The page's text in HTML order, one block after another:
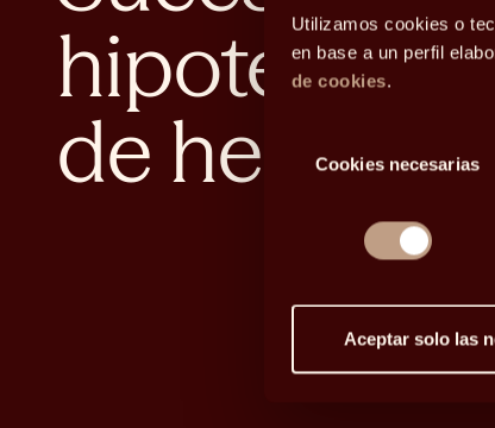
Utilizamos cookies o
en base a un perfil
de cookies.
Cookies necesarias
Aceptar solo las
hipotecas…
de